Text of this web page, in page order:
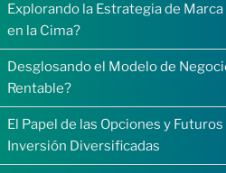
Explorando la Estrategia de
en la Cima?
Desglosando el Modelo de
Rentable?
El Papel de las Opciones y
Inversión Diversificadas